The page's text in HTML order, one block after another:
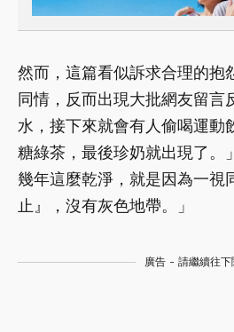
然而，這篇看似訴求合理的抱
同情，反而出現大批網友留言
水，接下來就會有人偷喝運動
糖綠茶，最後珍奶就出現了。
幾年這麼乾淨，就是因為一視
止』，沒有灰色地帶。」
廣告 - 請繼續往下